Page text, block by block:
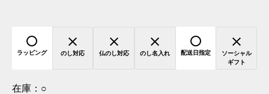
ラッピング のし対応 仏のし対応 のし名入れ 配送日指定
ソーシャル
ギフト
在庫： ○